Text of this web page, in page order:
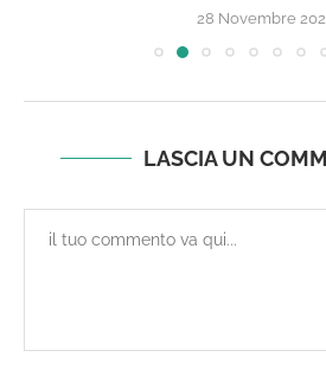
28 Novembre
LASCIA UN